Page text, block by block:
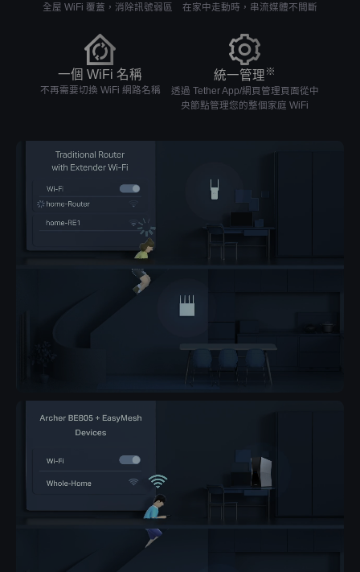
全屋 WiFi 覆蓋，消除訊號弱區 在家中走動時，串流媒體不間斷
一個 WiFi 名稱
不再需要切換 WiFi 網路名稱
統一管理 ※
透過 Tether App/網頁管理頁面從中
央節點管理您的整個家庭 WiFi